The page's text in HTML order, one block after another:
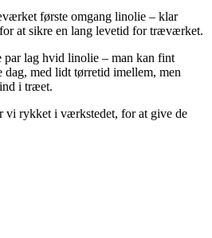
første omgang linolie – klar
at sikre en lang levetid for træværket.
par lag hvid linolie – man kan fint
med lidt tørretid imellem, men
i træet.
vi rykket i værkstedet, for at give de